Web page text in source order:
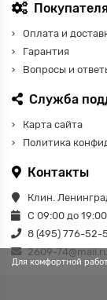
Для комфортной
Оплата и
Гарантия
Вопросы и
Служба
Карта сайта
Политика
Контакты
Клин.
С 09:00 до
8 (495) 776-52-
2609-